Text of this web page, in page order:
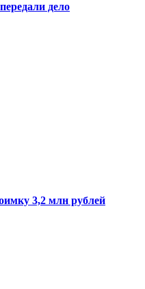
дело
3,2 млн рублей